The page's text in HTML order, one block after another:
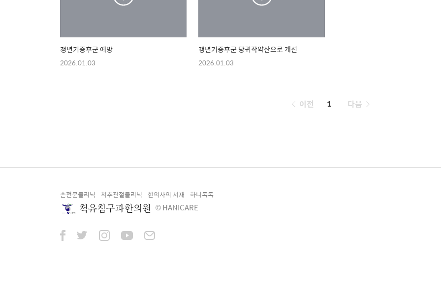
갱년기증후군 예방
2026.01.03
갱년기증후군 당귀작약산으로 개선
2026.01.03
페
이전 1 다음
손전문클리닉 척추관절클리닉 한의사의 서재 하니톡톡
© HANICARE